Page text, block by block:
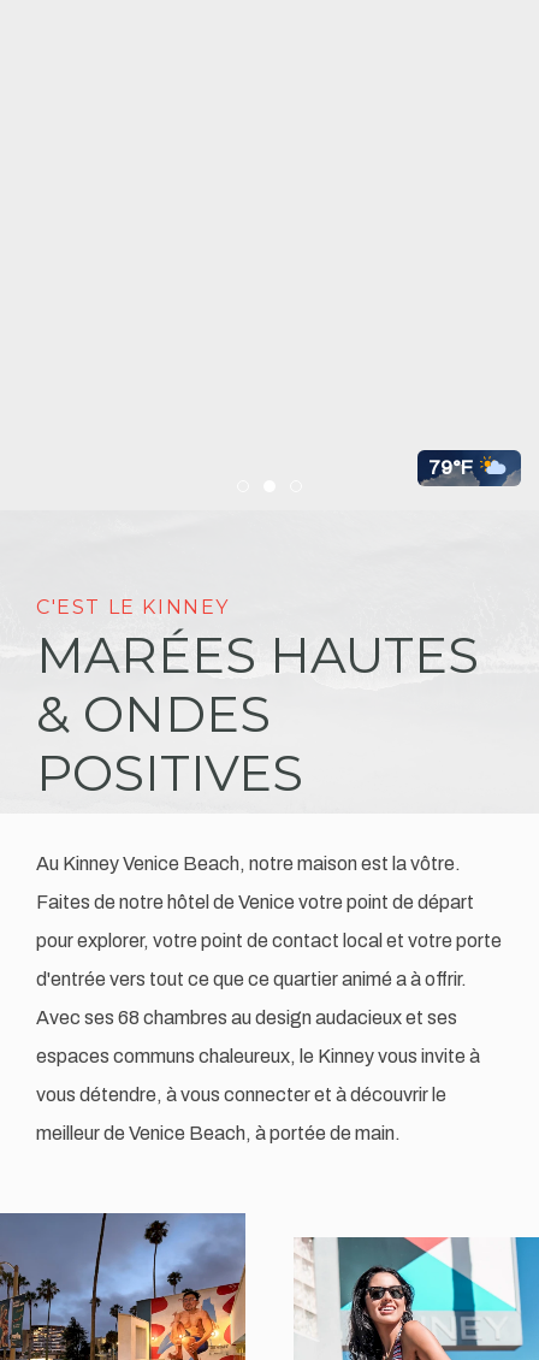
79°F
C'EST LE KINNEY
MARÉES HAUTES
& ONDES
POSITIVES
Au Kinney Venice Beach, notre maison est la vôtre.
Faites de notre hôtel de Venice votre point de départ
pour explorer, votre point de contact local et votre porte
d'entrée vers tout ce que ce quartier animé a à offrir.
Avec ses 68 chambres au design audacieux et ses
espaces communs chaleureux, le Kinney vous invite à
vous détendre, à vous connecter et à découvrir le
meilleur de Venice Beach, à portée de main.